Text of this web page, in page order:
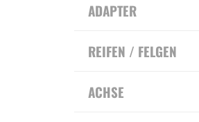
ADAPTER
REIFEN / FELGEN
ACHSE